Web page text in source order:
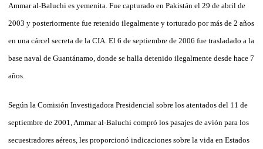
Ammar al-Baluchi es yemenita. Fue capturado en Pakistán el 29 de abril de
2003 y posteriormente fue retenido ilegalmente y torturado por más de 2 años
en una cárcel secreta de la CIA. El 6 de septiembre de 2006 fue trasladado a la
base naval de Guantánamo, donde se halla detenido ilegalmente desde hace 7
años.
Según la Comisión Investigadora Presidencial sobre los atentados del 11 de
septiembre de 2001, Ammar al-Baluchi compró los pasajes de avión para los
secuestradores aéreos, les proporcionó indicaciones sobre la vida en Estados